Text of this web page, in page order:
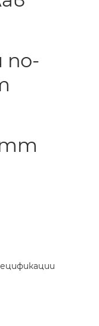
по-